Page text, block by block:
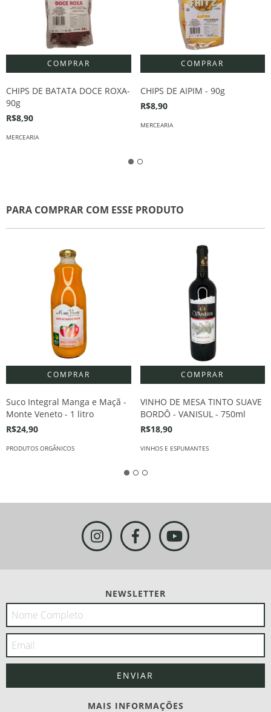
CHIPS DE BATATA DOCE ROXA-
90g
R$8,90
MERCEARIA
CHIPS DE AIPIM - 90g
R$8,90
MERCEARIA
PARA COMPRAR COM ESSE PRODUTO
Suco Integral Manga e Maçã -
Monte Veneto - 1 litro
R$24,90
PRODUTOS ORGÂNICOS
VINHO DE MESA TINTO SUAVE
BORDÔ - VANISUL - 750ml
R$18,90
VINHOS E ESPUMANTES
NEWSLETTER
MAIS INFORMAÇÕES